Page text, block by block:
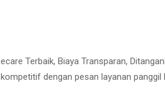
Terbaik, Biaya Transparan,
dengan pesan layanan